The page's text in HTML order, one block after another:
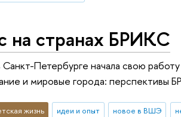
на странах БРИКС
Петербурге начала свою
и мировые города: перспективы
жизнь идеи и опыт новое в ВШЭ